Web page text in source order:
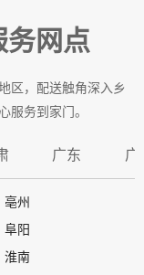
务网点
区，配送触角深入乡
服务到家门。
广东 广
亳州
阜阳
淮南